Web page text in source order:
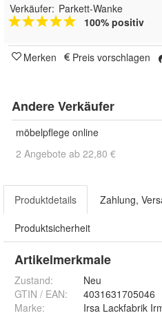
Verkäufer: Parkett-Wanke
100% positiv
Merken Preis vorschlagen
Andere Verkäufer
möbelpflege online
2 Angebote ab 22,80 €
Produktdetails Zahlung,
Produktsicherheit
Artikelmerkmale
Zustand:
Neu
GTIN / EAN:
4031631705046
Marke:
Irsa Lackfabrik